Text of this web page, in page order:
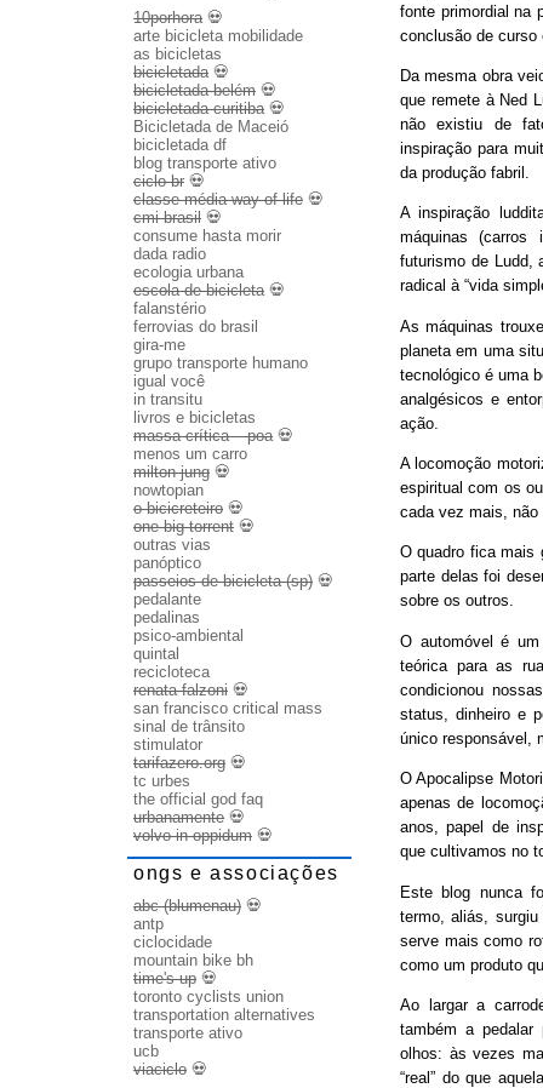
fonte primordial na
conclusão de curso
Da mesma obra
que remete à Ned
não existiu de
inspiração para
da produção fabril.
A inspiração
máquinas (carros
futurismo de Ludd,
radical à “vida
As máquinas
planeta em uma
tecnológico é uma
analgésicos e
ação.
A locomoção
espiritual com os
cada vez mais,
O quadro fica mais
parte delas foi
sobre os outros.
O automóvel é
teórica para as
condicionou
status, dinheiro e
único responsável,
O Apocalipse
apenas de
anos, papel de
que cultivamos no
Este blog nunca
termo, aliás,
serve mais como
como um produto
Ao largar a
também a pedalar
olhos: às vezes
“real” do que
10porhora💀
arte bicicleta mobilidade
as bicicletas
bicicletada💀
bicicletada belém 💀
bicicletada curitiba💀
Bicicletada de Maceió
bicicletada df
blog transporte ativo
ciclo br 💀
classe média way of life 💀
cmi brasil 💀
consume hasta morir
dada radio
ecologia urbana
escola de bicicleta💀
falanstério
ferrovias do brasil
gira-me
grupo transporte humano
igual você
in transitu
livros e bicicletas
massa crítica – poa💀
menos um carro
milton jung 💀
nowtopian
o bicicreteiro 💀
one big torrent 💀
outras vias
panóptico
passeios de bicicleta (sp) 💀
pedalante
pedalinas
psico-ambiental
quintal
recicloteca
renata falzoni 💀
san francisco critical mass
sinal de trânsito
stimulator
tarifazero.org 💀
tc urbes
the official god faq
urbanamente 💀
volvo in oppidum 💀
ongs e associações
abc (blumenau) 💀
antp
ciclocidade
mountain bike bh
time's up 💀
toronto cyclists union
transportation alternatives
transporte ativo
ucb
viaciclo 💀